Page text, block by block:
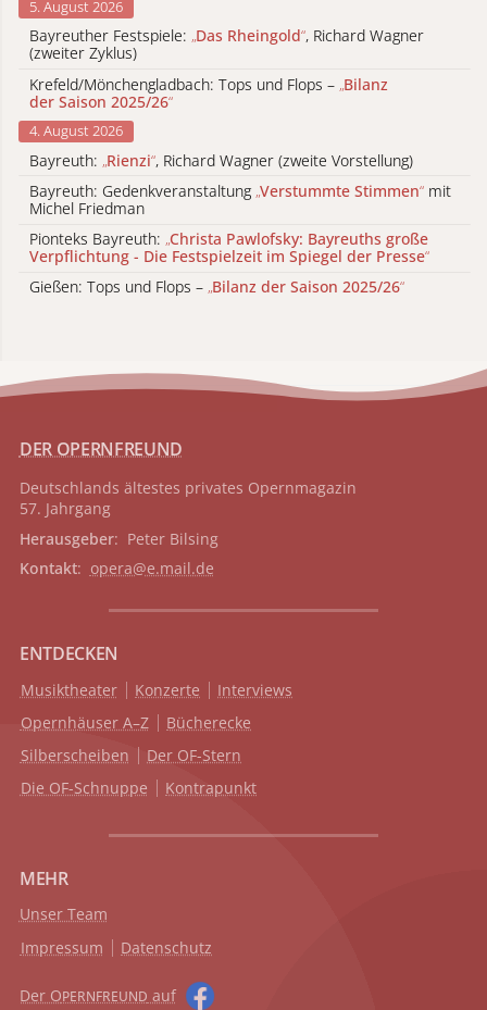
5. August 2026
Bayreuther Festspiele: „Das Rheingold“, Richard Wagner
(zweiter Zyklus)
Krefeld/Mönchengladbach: Tops und Flops – „Bilanz
der Saison 2025/26“
4. August 2026
Bayreuth: „Rienzi“, Richard Wagner (zweite Vorstellung)
Bayreuth: Gedenkveranstaltung „Verstummte Stimmen“ mit
Michel Friedman
Pionteks Bayreuth: „Christa Pawlofsky: Bayreuths große
Verpflichtung - Die Festspielzeit im Spiegel der Presse“
Gießen: Tops und Flops – „Bilanz der Saison 2025/26“
DER OPERNFREUND
Deutschlands ältestes privates Opernmagazin
57. Jahrgang
Herausgeber: Peter Bilsing
Kontakt: opera@e.mail.de
ENTDECKEN
Musiktheater Konzerte
Interviews
Opernhäuser A–Z
Bücherecke
Silberscheiben
Der OF-Stern
Die OF-Schnuppe
Kontrapunkt
MEHR
Unser Team
Impressum
Datenschutz
Der OPERNFREUND auf